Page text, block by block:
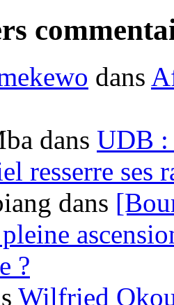
dans
dans UDB :
resserre ses
dans
?
Wilfried